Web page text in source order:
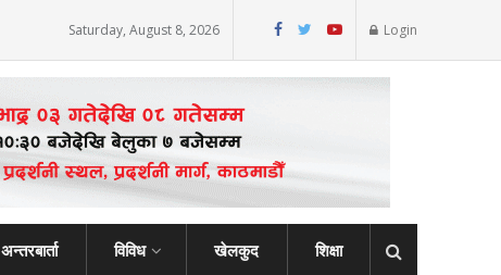
Saturday, August 8, 2026 Login
अन्तरबार्ता विविध खेलकुद शिक्षा